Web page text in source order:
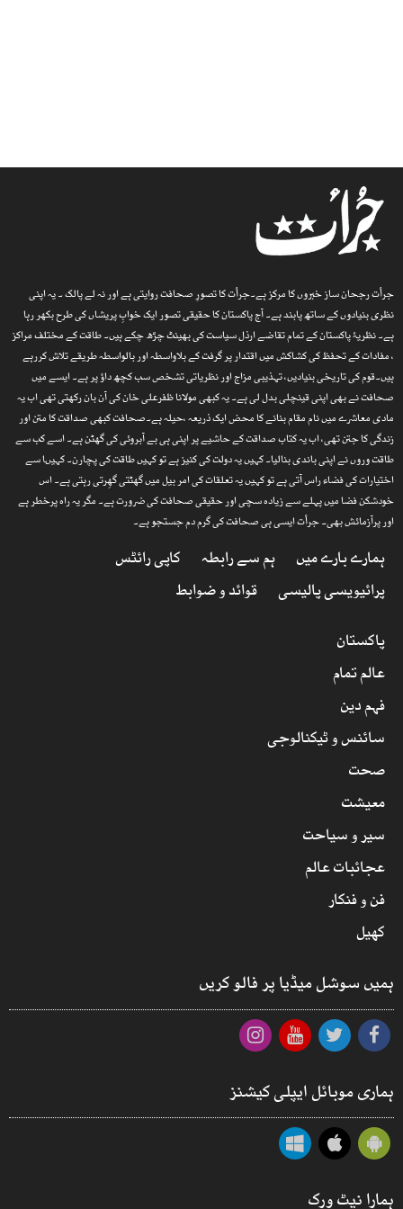
جرأت رجحان ساز خبروں کا مرکز ہے۔جرأت کا تصورِ صحافت روایتی ہے اور نہ لے پالک ۔ یہ اپنی
نظری بنیادوں کے ساتھ پابند ہے۔ آج پاکستان کا حقیقی تصور ایک خوابِ پریشاں کی طرح بکھر رہا
ہے۔ نظریۂ پاکستان کے تمام تقاضے ارذل سیاست کی بھینٹ چڑھ چکے ہیں۔ طاقت کے مختلف مراکز
، مفادات کے تحفظ کی کشاکش میں اقتدار پر گرفت کے بلاواسطہ اور بالواسطہ طریقے تلاش کررہے
ہیں۔قوم کی تاریخی بنیادیں، تہذیبی مزاج اور نظریاتی تشخص سب کچھ داؤ پر ہے۔ ایسے میں
صحافت نے بھی اپنی قینچلی بدل لی ہے۔ یہ کبھی مولانا ظفرعلی خان کی آن بان رکھتی تھی اب یہ
مادی معاشرے میں نام مقام بنانے کا محض ایک ذریعہ ،حیلہ ہے۔صحافت کبھی صداقت کا متن اور
زندگی کا جتن تھی، اب یہ کتاب صداقت کے حاشیے پر اپنی ہی بے آبروئی کی گھٹن ہے۔ اسے کب سے
طاقت وروں نے اپنی باندی بنالیا۔ کہیں یہ دولت کی کنیز ہے تو کہیں طاقت کی پچارن۔ کہیںا سے
اختیارات کی فضاء راس آتی ہے تو کہیں یہ تعلقات کی امر بیل میں گھٹتی گھِرتی رہتی ہے۔ اس
خودشکن فضا میں پہلے سے زیادہ سچی اور حقیقی صحافت کی ضرورت ہے۔ مگر یہ راہ پرخطر ہے
اور پرآزمائش بھی۔ جرأت ایسی ہی صحافت کی گرم دم جستجو ہے۔
ہمارے بارے میں ہم سے رابطہ
کاپی رائٹس
پرائیویسی پالیسی
قوائد و ضوابط
پاکستان
عالم تمام
فہم دین
سائنس و ٹیکنالوجی
صحت
معیشت
سیر و سیاحت
عجائبات عالم
فن و فنکار
کھیل
ہمیں سوشل میڈیا پر فالو کریں
ہماری موبائل ایپلی کیشنز